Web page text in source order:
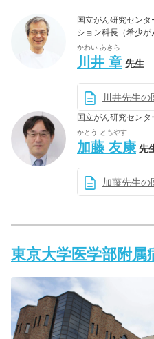
国立がん研究セン
ション科長（希少が
かわい あきら
川井 章 先生
川井先生の
国立がん研究セン
かとう ともやす
加藤 友康 先
加藤先生の
東京大学医学部附属